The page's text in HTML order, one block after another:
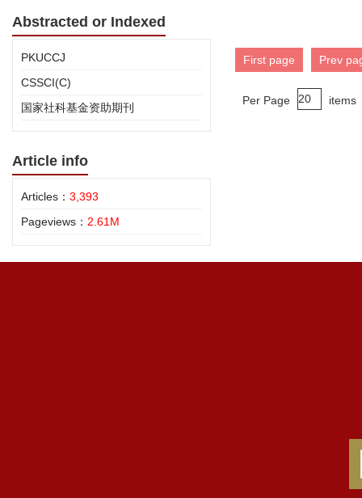
Abstracted or Indexed
PKUCCJ
CSSCI(C)
国家社科基金资助期刊
Article info
Articles： 3,393
Pageviews： 2.61M
First page Prev
Per Page items